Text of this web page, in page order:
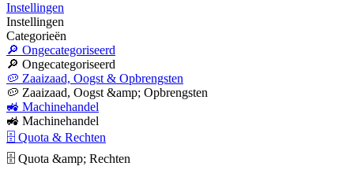
Instellingen
Instellingen
Categorieën
🔎 Ongecategoriseerd
🔎 Ongecategoriseerd
🥔 Zaaizaad, Oogst & Opbrengsten
🥔 Zaaizaad, Oogst &amp; Opbrengsten
🚜 Machinehandel
🚜 Machinehandel
🗄 Quota & Rechten
🗄 Quota &amp; Rechten